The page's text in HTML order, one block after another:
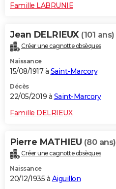
Famille LABRUNIE
Jean DELRIEUX (101 ans)
Créer une cagnotte obsèques
Naissance
15/08/1917 à Saint-Marcory
Décès
22/05/2019 à Saint-Marcory
Famille DELRIEUX
Pierre MATHIEU (80 ans)
Créer une cagnotte obsèques
Naissance
20/12/1935 à Aiguillon